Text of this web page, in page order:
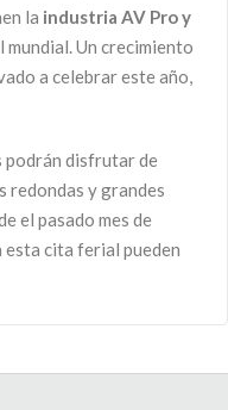
la industria AV Pro y
mundial. Un crecimiento
a celebrar este año,
podrán disfrutar de
redondas y grandes
el pasado mes de
cita ferial pueden